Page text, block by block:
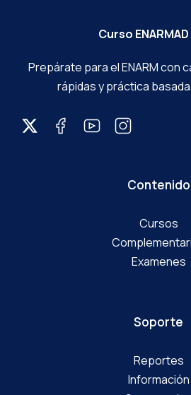
Curso
Prepárate para el ENARM con
rápidas y práctica
Contenido
Cursos
Examenes
Soporte
Reportes
Información